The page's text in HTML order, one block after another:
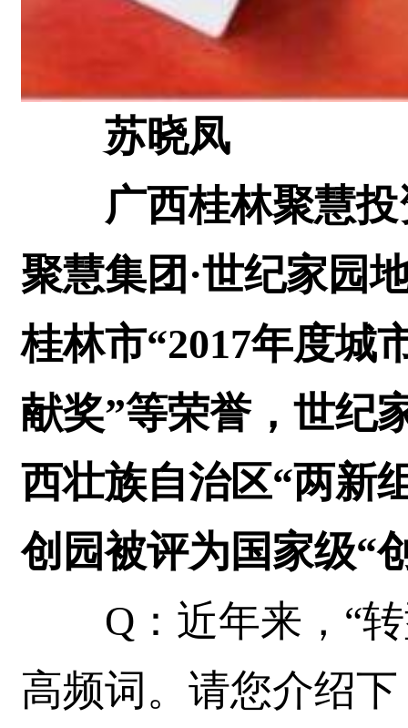
苏晓凤
广西桂林聚慧投
聚慧集团·世纪家园
桂林市“2017年度城
献奖”等荣誉，世纪
西壮族自治区“两新
创园被评为国家级“
Q：近年来，“转
高频词。请您介绍